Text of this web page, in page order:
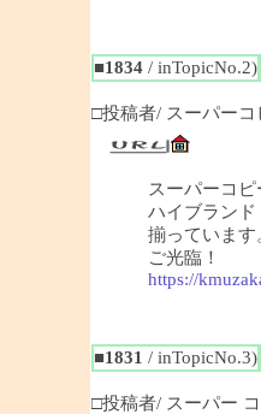
■1834/ inTopicNo.2)
□投稿者/ スーパーコ
スーパーコ
ハイブラン
揃っていま
ご光臨！
https://
■1831 / inTopicNo.3)
□投稿者/ スーパー